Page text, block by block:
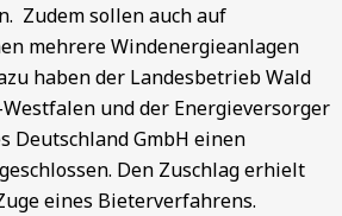
Zudem sollen auch auf
mehrere Windenergieanlagen
haben der Landesbetrieb Wald
und der Energieversorger
Deutschland GmbH einen
Den Zuschlag erhielt
eines Bieterverfahrens.